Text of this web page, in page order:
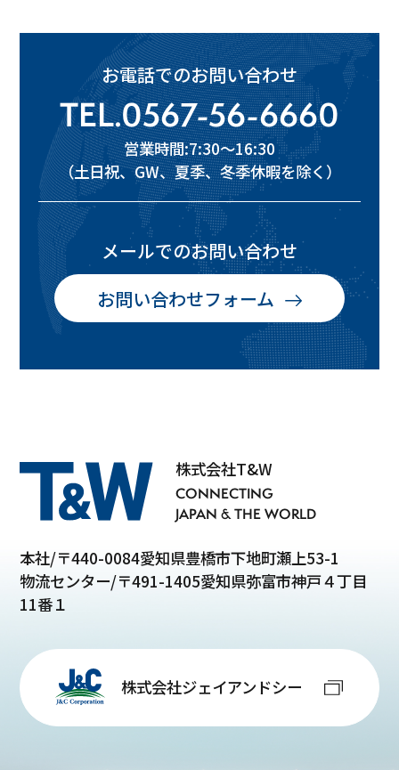
お電話でのお問い合わせ
TEL.0567-56-6660
営業時間:7:30～16:30
（土日祝、GW、夏季、冬季休暇を除く）
メールでのお問い合わせ
お問い合わせフォーム
株式会社T&W
CONNECTING
JAPAN & THE WORLD
本社/〒440-0084愛知県豊橋市下地町瀬上53-1
物流センター/〒491-1405愛知県弥富市神戸４丁目
11番１
株式会社ジェイアンドシー